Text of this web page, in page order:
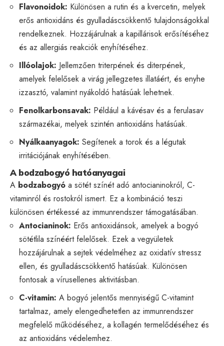
Flavonoidok: Különösen a rutin és a kvercetin, melyek
erős antioxidáns és gyulladáscsökkentő tulajdonságokkal
rendelkeznek. Hozzájárulnak a kapillárisok erősítéséhez
és az allergiás reakciók enyhítéséhez.
Illóolajok: Jellemzően triterpének és diterpének,
amelyek felelősek a virág jellegzetes illatáért, és enyhe
izzasztó, valamint nyákoldó hatásúak lehetnek.
Fenolkarbonsavak: Például a kávésav és a ferulasav
származékai, melyek szintén antioxidáns hatásúak.
Nyálkaanyagok: Segítenek a torok és a légutak
irritációjának enyhítésében.
A bodzabogyó hatóanyagai
A bodzabogyó a sötét színét adó antocianinokról, C-
vitaminról és rostokról ismert. Ez a kombináció teszi
különösen értékessé az immunrendszer támogatásában.
Antocianinok: Erős antioxidánsok, amelyek a bogyó
sötétlila színéért felelősek. Ezek a vegyületek
hozzájárulnak a sejtek védelméhez az oxidatív stressz
ellen, és gyulladáscsökkentő hatásúak. Különösen
fontosak a vírusellenes aktivitásban.
C-vitamin: A bogyó jelentős mennyiségű C-vitamint
tartalmaz, amely elengedhetetlen az immunrendszer
megfelelő működéséhez, a kollagén termelődéséhez és
az antioxidáns védelemhez.